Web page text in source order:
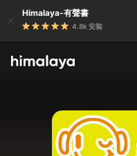
Himalaya-有聲書
4.8k 安裝